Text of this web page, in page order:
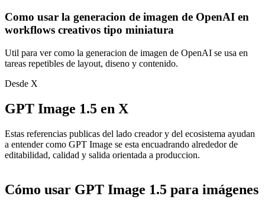
Como usar la generacion de imagen de OpenAI en
workflows creativos tipo miniatura
Util para ver como la generacion de imagen de OpenAI se usa en
tareas repetibles de layout, diseno y contenido.
Desde X
GPT Image 1.5 en X
Estas referencias publicas del lado creador y del ecosistema ayudan
a entender como GPT Image se esta encuadrando alrededor de
editabilidad, calidad y salida orientada a produccion.
Cómo usar GPT Image 1.5 para imágenes